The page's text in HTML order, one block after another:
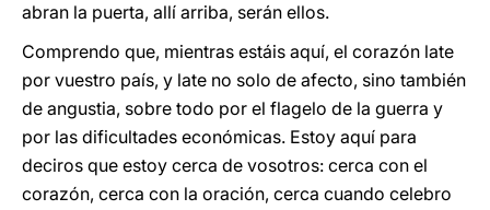
abran la puerta, allí arriba, serán ellos.
Comprendo que, mientras estáis aquí, el corazón late
por vuestro país, y late no solo de afecto, sino también
de angustia, sobre todo por el flagelo de la guerra y
por las dificultades económicas. Estoy aquí para
deciros que estoy cerca de vosotros: cerca con el
corazón, cerca con la oración, cerca cuando celebro